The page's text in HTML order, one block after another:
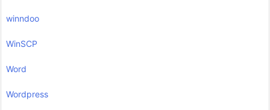
winndoo
WinSCP
Word
Wordpress